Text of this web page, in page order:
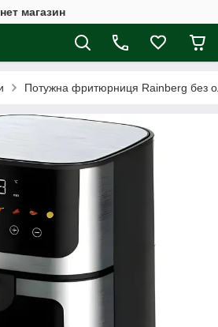
магазин
Потужна фритюрниця Rainberg без